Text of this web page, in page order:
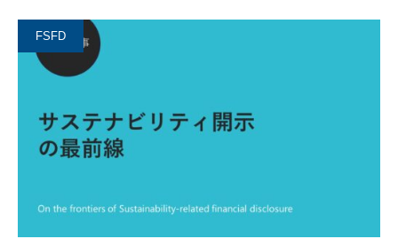
FSFD